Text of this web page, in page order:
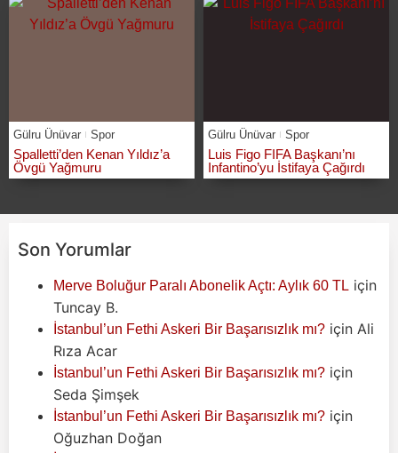
Gülru Ünüvar Spor
Spalletti’den Kenan Yıldız’a
Övgü Yağmuru
Gülru Ünüvar Spor
Luis Figo FIFA Başkanı’nı
Infantino’yu İstifaya Çağırdı
Son Yorumlar
Merve Boluğur Paralı Abonelik Açtı: Aylık 60 TL için
Tuncay B.
İstanbul’un Fethi Askeri Bir Başarısızlık mı? için Ali
Rıza Acar
İstanbul’un Fethi Askeri Bir Başarısızlık mı? için
Seda Şimşek
İstanbul’un Fethi Askeri Bir Başarısızlık mı? için
Oğuzhan Doğan